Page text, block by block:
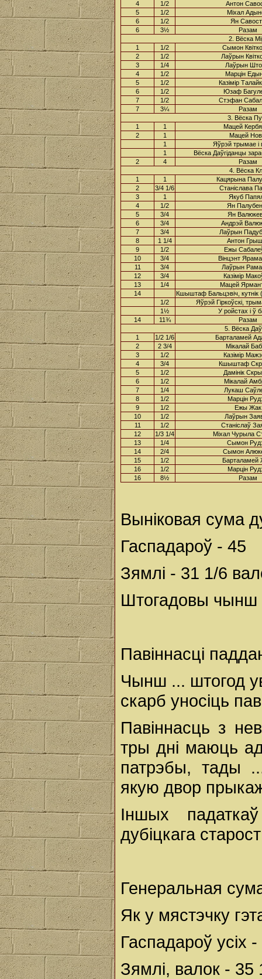
4 1/2
Антон
5
1/2
Міхал
6
1/2
Ян
6
3½
Разам
2. Вёска
1
1/2
Сымон
2
1/2
Лаўрын
3
1/4
Лаўрын
4
1/2
Марцін
5
1/2
Казімір
6
1/2
Юзаф
7
1/2
Стэфан
7
3¼
Разам
3. Вёска
1
1
Мацей
2
1
Мацей
1
Яўрэй трымае і
1
Вёска Даўгіданцы
2
4
Разам
4. Вёска
1
1
Кацярына
2
3/4 1/6
Станіслава
3
1
Якуб
4
1/2
Ян
5
3/4
Ян
6
3/4
Андрэй
7
3/4
Лаўрын
8
1 1/4
Антон
9
1/2
Ежы
10
3/4
Вінцэнт
11
3/4
Лаўрын
12
3/4
Казімір
13
1/4
Мацей
14
Кшыштаф Бальцэвіч,
1/2
Яўрэй Гіркоўскі,
1½
У ройстах і ў
14
11¾
Разам
5. Вёска
1
1/2 1/6
Барталамей
2
2 3/4
Мікалай
3
1/2
Казімір
4
3/4
Кшыштаф
5
1/2
Дамінік
6
1/2
Мікалай
7
1/4
Лукаш
8
1/2
Марцін
9
1/2
Ежы Жак
10
1/2
Лаўрын
11
1/2
Станіслаў
12
1/3 1/4
Міхал Чурыла
13
1/4
Сымон
14
2/4
Сымон
15
1/2
Барталамей
16
1/2
Марцін
16
8½ Разам
Выніковая сума
Гаспадароў - 45
Зямлі - 31 1/6
Штогадовы чынш
Павіннасці
Чынш ... штогод
скарб уносіць
Павіннасць з
тры дні маюць
патрэбы, тады
якую двор
Іншых
дубіцкага
Генеральная
Як у мястэчку
Гаспадароў усіх
Зямлі, валок - 35